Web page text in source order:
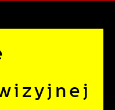
na
ustawień
plikom